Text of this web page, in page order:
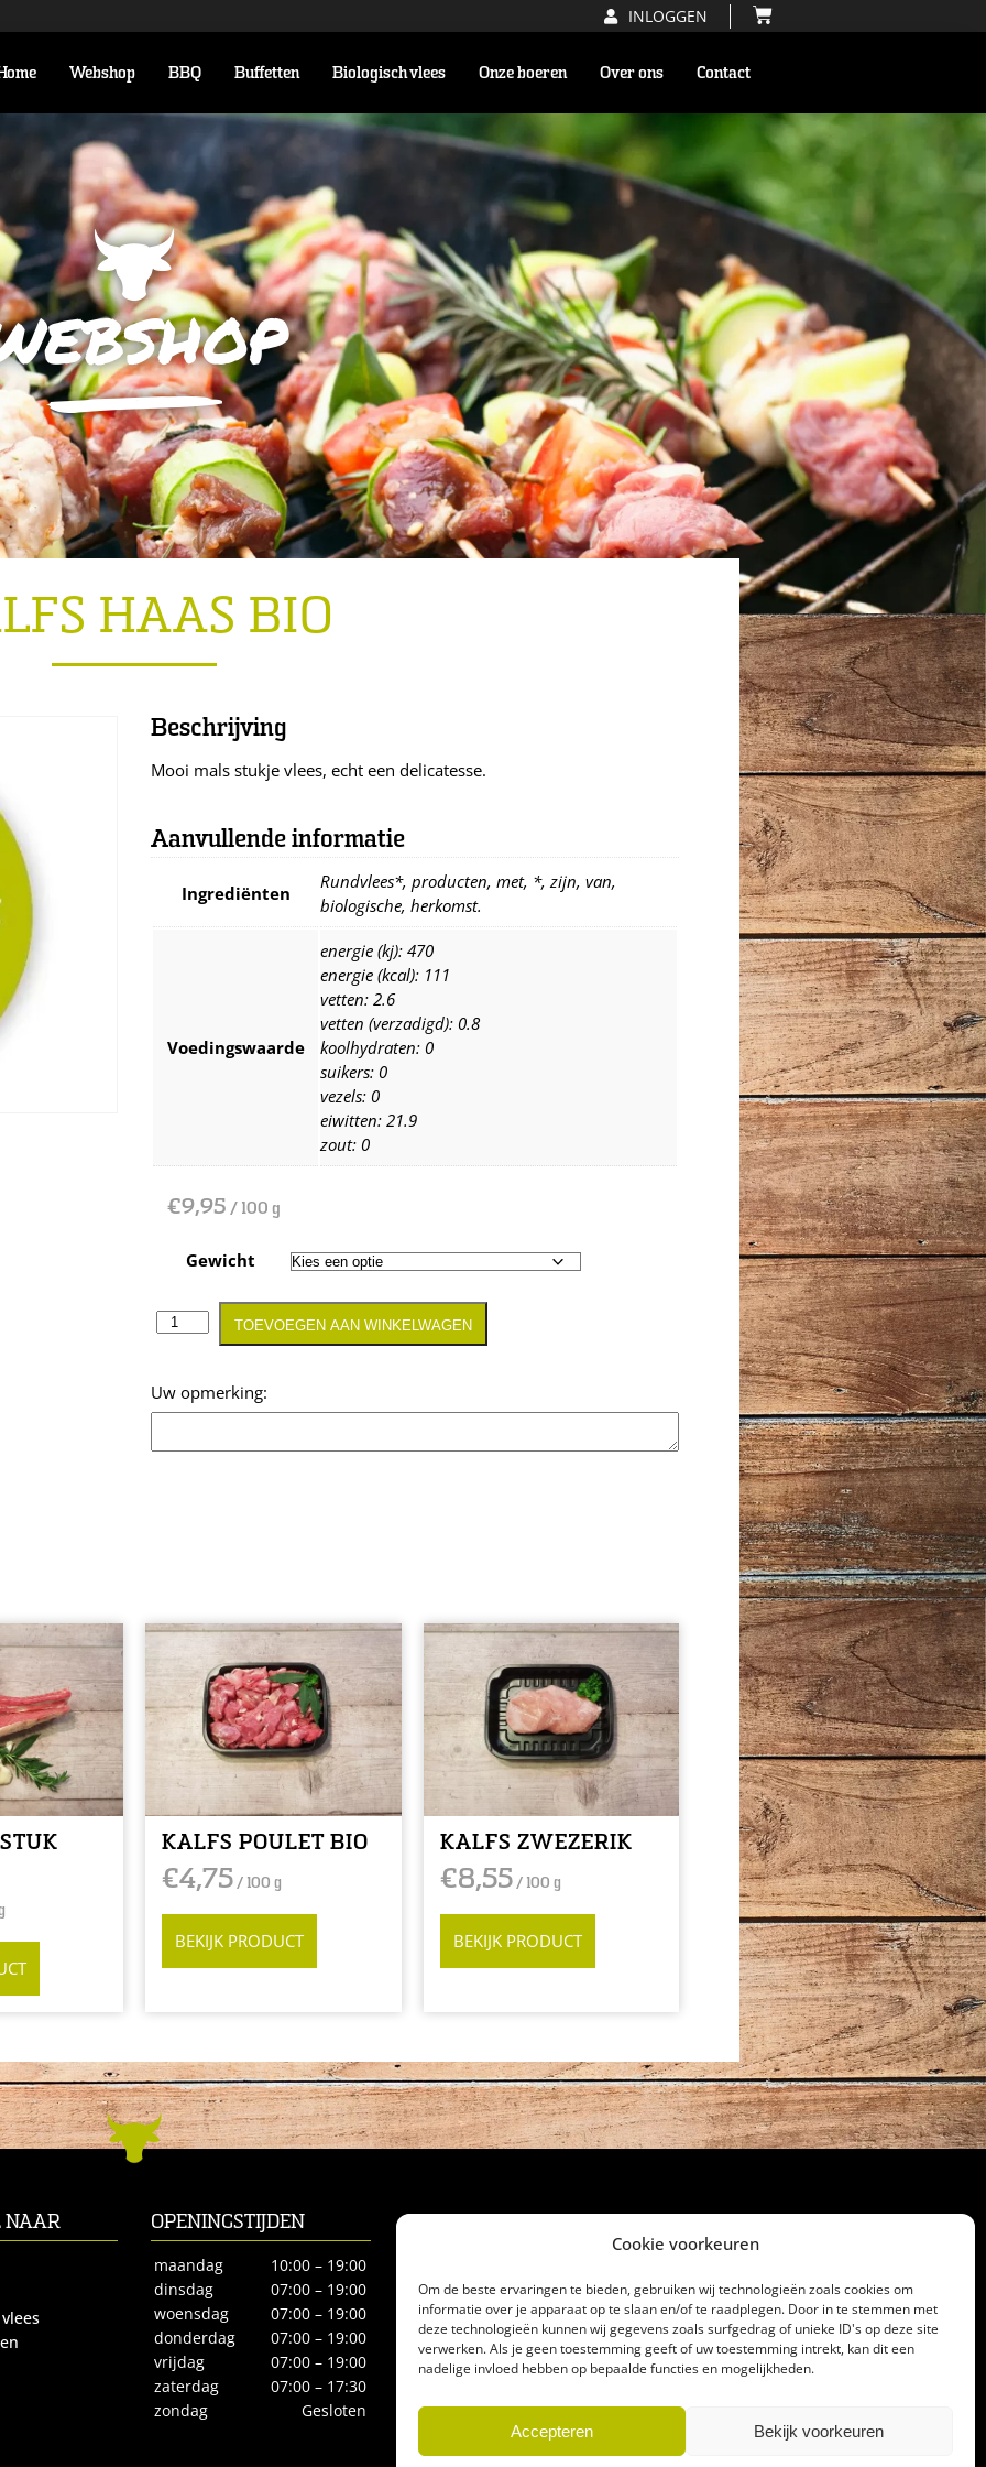
Cookie voorkeuren
Om de beste ervaringen te bieden, gebruiken wij technologieën zoals cookies om
informatie over je apparaat op te slaan en/of te raadplegen. Door in te stemmen met
deze technologieën kunnen wij gegevens zoals surfgedrag of unieke ID's op deze site
verwerken. Als je geen toestemming geeft of uw toestemming intrekt, kan dit een
nadelige invloed hebben op bepaalde functies en mogelijkheden.
Accepteren Bekijk voorkeuren
INLOGGEN
Webshop BBQ Buffetten Biologisch vlees Onze boeren Over ons Contact
HAAS BIO
Beschrijving
Mooi mals stukje vlees, echt een delicatesse.
Aanvullende informatie
Ingrediënten
Rundvlees*, producten, met, *, zijn, van,
biologische, herkomst.
Voedingswaarde
energie (kj): 470
energie (kcal): 111
vetten: 2.6
vetten (verzadigd): 0.8
koolhydraten: 0
suikers: 0
vezels: 0
eiwitten: 21.9
zout: 0
€9,95 / 100 g
Gewicht
Opmerking
TOEVOEGEN AAN WINKELWAGEN
KALFS POULET BIO
€4,75/ 100 g
BEKIJK PRODUCT
KALFS ZWEZERIK
€8,55/ 100 g
BEKIJK PRODUCT
NAAR OPENINGSTIJDEN
maandag
10:00 – 19:00
dinsdag
07:00 – 19:00
woensdag
07:00 – 19:00
donderdag
07:00 – 19:00
vrijdag
07:00 – 19:00
zaterdag
07:00 – 17:30
zondag
Gesloten
CONTACT
3572BE Utrecht
Tel.030-2732186
biologischeslagerij@gerrittakke.nl